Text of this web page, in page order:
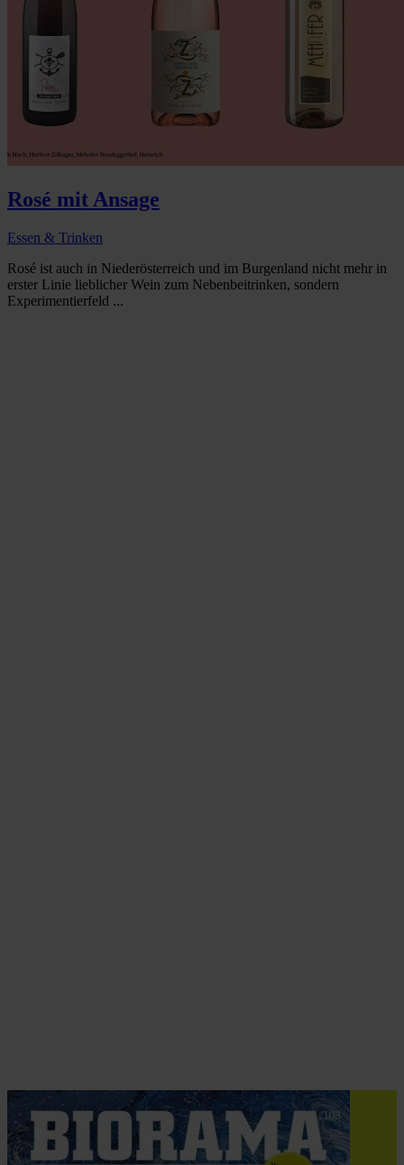
Rosé mit Ansage
Essen & Trinken
Rosé ist auch in Niederösterreich und im Burgenland nicht mehr in
erster Linie lieblicher Wein zum Nebenbeitrinken, sondern
Experimentierfeld ...